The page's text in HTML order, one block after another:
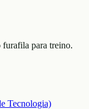
furafila para treino.
Tecnologia)